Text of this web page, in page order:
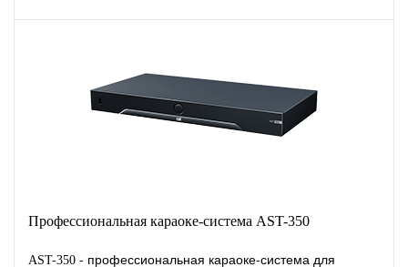
Профессиональная караоке-система AST-350
AST-350 - профессиональная караоке-система для